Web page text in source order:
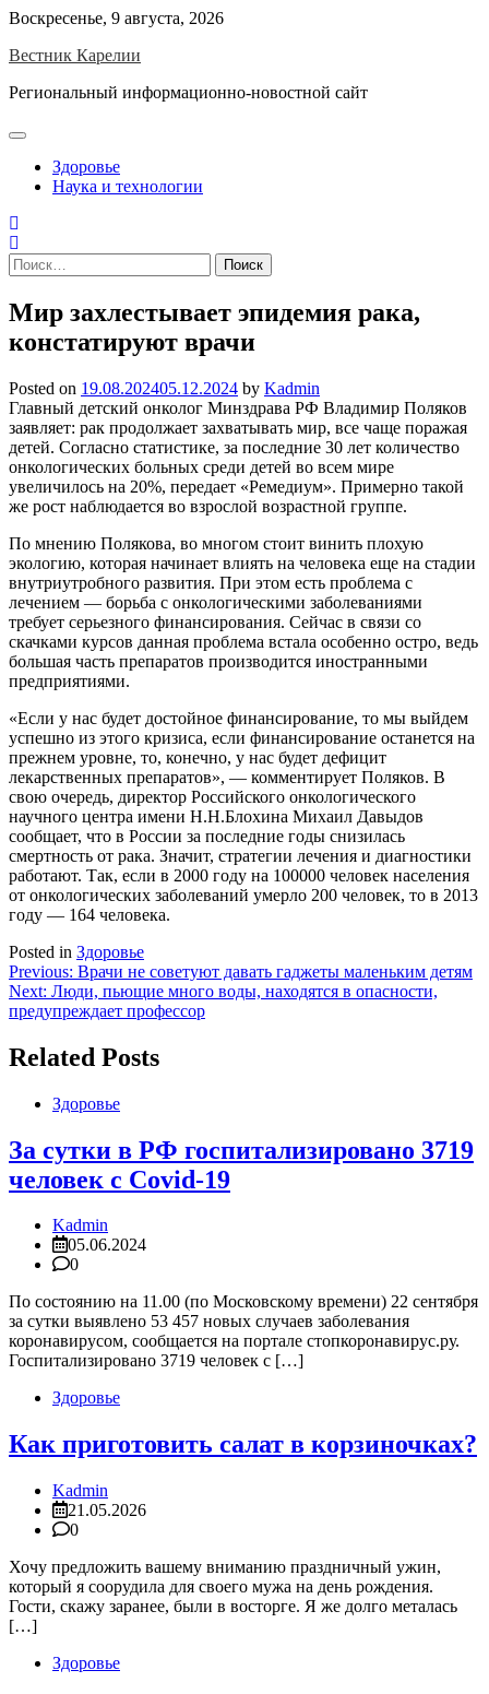
Skip
content
Воскресенье, 9 августа, 2026
Вестник Карелии
Региональный информационно-новостной сайт
Здоровье
Наука и технологии
Найти:
Мир захлестывает эпидемия рака,
констатируют врачи
Posted on 19.08.202405.12.2024 by Kadmin
​Главный детский онколог Минздрава РФ Владимир Поляков
заявляет: рак продолжает захватывать мир, все чаще поражая
детей. Согласно статистике, за последние 30 лет количество
онкологических больных среди детей во всем мире
увеличилось на 20%, передает «Ремедиум». Примерно такой
же рост наблюдается во взрослой возрастной группе.
По мнению Полякова, во многом стоит винить плохую
экологию, которая начинает влиять на человека еще на стадии
внутриутробного развития. При этом есть проблема с
лечением — борьба с онкологическими заболеваниями
требует серьезного финансирования. Сейчас в связи со
скачками курсов данная проблема встала особенно остро, ведь
большая часть препаратов производится иностранными
предприятиями.
«Если у нас будет достойное финансирование, то мы выйдем
успешно из этого кризиса, если финансирование останется на
прежнем уровне, то, конечно, у нас будет дефицит
лекарственных препаратов», — комментирует Поляков. В
свою очередь, директор Российского онкологического
научного центра имени Н.Н.Блохина Михаил Давыдов
сообщает, что в России за последние годы снизилась
смертность от рака. Значит, стратегии лечения и диагностики
работают. Так, если в 2000 году на 100000 человек населения
от онкологических заболеваний умерло 200 человек, то в 2013
году — 164 человека.
Posted in Здоровье
Навигация
по
Previous: Врачи не советуют давать гаджеты маленьким детям
Next: Люди, пьющие много воды, находятся в опасности,
предупреждает профессор
Related Posts
Здоровье
За сутки в РФ госпитализировано 3719
человек с Covid-19
Kadmin
05.06.2024
0
По состоянию на 11.00 (по Московскому времени) 22 сентября
за сутки выявлено 53 457 новых случаев заболевания
коронавирусом, сообщается на портале стопкоронавирус.ру.
Госпитализировано 3719 человек с […]
Здоровье
Как приготовить салат в корзиночках?
Kadmin
21.05.2026
0
Хочу предложить вашему вниманию праздничный ужин,
который я соорудила для своего мужа на день рождения.
Гости, скажу заранее, были в восторге. Я же долго металась
[…]
Здоровье